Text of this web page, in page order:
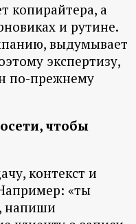
копирайтера, а
и рутине.
выдумывает
экспертизу,
по-прежнему
чтобы
контекст и
«ты
напиши